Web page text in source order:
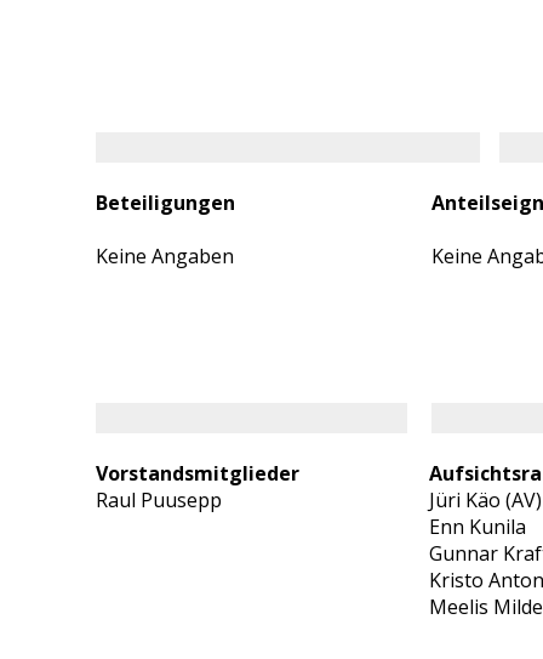
Beteiligungen
Keine Angaben
Keine
Vorstandsmitglieder
Raul Puusepp
Jüri Käo (AV)
Enn Kunila
Gunnar
Kristo Anton
Meelis